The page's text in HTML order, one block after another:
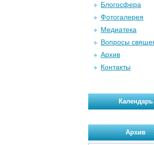
Блогосфера
Фотогалерея
Медиатека
Вопросы
Архив
Контакты
Календарь
Архив